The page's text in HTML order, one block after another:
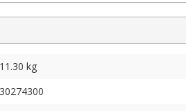
11.30 kg
30274300